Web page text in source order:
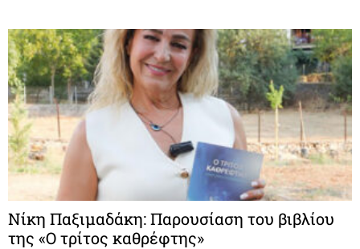
Νίκη Παξιμαδάκη: Παρουσίαση του βιβλίου
της «Ο τρίτος καθρέφτης»